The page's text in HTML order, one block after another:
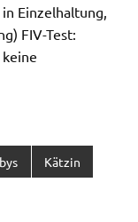
Einzelhaltung,
FIV-Test:
keine
Kätzin